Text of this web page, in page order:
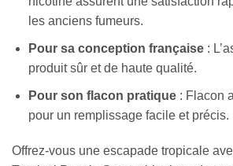
les anciens fumeurs.
Pour sa conception française:
produit sûr et de haute qualité.
Pour son flacon pratique : Flacon
pour un remplissage facile et précis.
Offrez-vous une escapade tropicale